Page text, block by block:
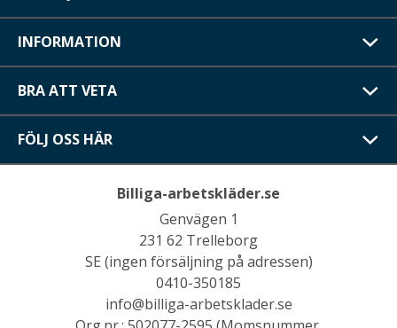
INFORMATION
BRA ATT VETA
FÖLJ OSS HÄR
Billiga-arbetskläder.se
Genvägen 1
231 62 Trelleborg
SE (ingen försäljning på adressen)
0410-350185
info@billiga-arbetsklader.se